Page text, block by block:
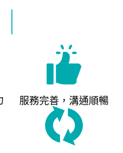
服務完善，溝通順暢